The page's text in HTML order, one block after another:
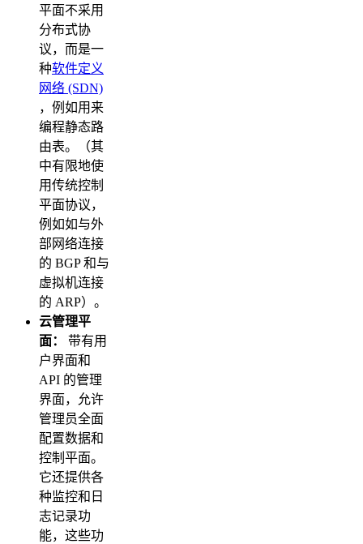
平面不采用
分布式协
议，而是一
种软件定义
网络 (SDN)
，例如用来
编程静态路
由表。（其
中有限地使
用传统控制
平面协议，
例如如与外
部网络连接
的 BGP 和与
虚拟机连接
的 ARP）。
云管理平
面：
带有用
户界面和
API 的管理
界面，允许
管理员全面
配置数据和
控制平面。
它还提供各
种监控和日
志记录功
能，这些功